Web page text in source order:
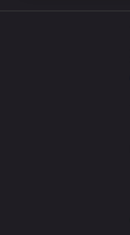
13:45